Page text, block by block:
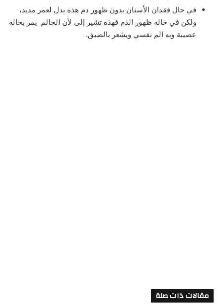
في حال فقدان الأسنان بدون ظهور دم هذه يدل لعمر مديد،
ولكن في حالة ظهور الدم فهذه تشير إلى لأن الحالم يمر بحالة
عصيبة وبه الم نفسي ويشعر بالضيق.
مقالات ذات صلة